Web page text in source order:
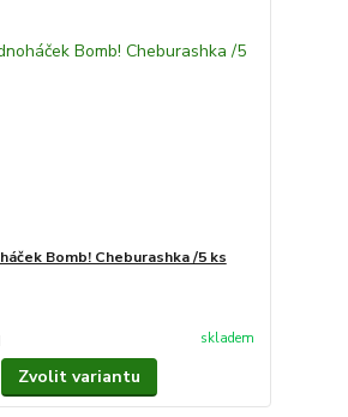
Bomb! Cheburashka /5 ks
skladem
Zvolit variantu